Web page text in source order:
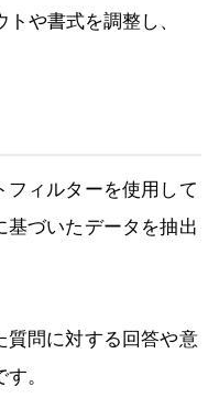
や書式を調整し、
フィルターを使用して
づいたデータを抽出
質問に対する回答や意
。